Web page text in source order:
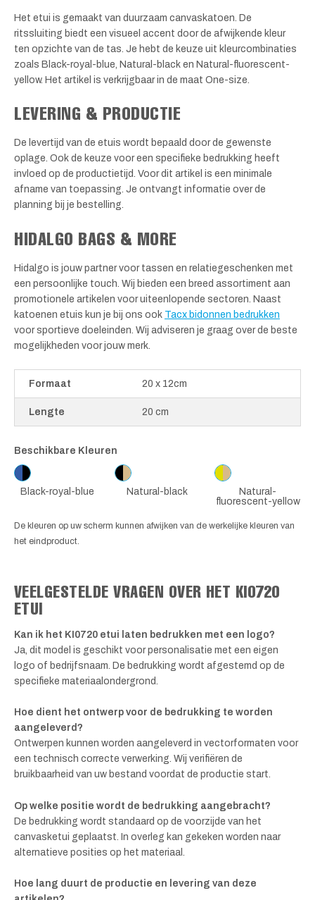
Het etui is gemaakt van duurzaam canvaskatoen. De
ritssluiting biedt een visueel accent door de afwijkende kleur
ten opzichte van de tas. Je hebt de keuze uit kleurcombinaties
zoals Black-royal-blue, Natural-black en Natural-fluorescent-
yellow. Het artikel is verkrijgbaar in de maat One-size.
LEVERING & PRODUCTIE
De levertijd van de etuis wordt bepaald door de gewenste
oplage. Ook de keuze voor een specifieke bedrukking heeft
invloed op de productietijd. Voor dit artikel is een minimale
afname van toepassing. Je ontvangt informatie over de
planning bij je bestelling.
HIDALGO BAGS & MORE
Hidalgo is jouw partner voor tassen en relatiegeschenken met
een persoonlijke touch. Wij bieden een breed assortiment aan
promotionele artikelen voor uiteenlopende sectoren. Naast
katoenen etuis kun je bij ons ook Tacx bidonnen bedrukken
voor sportieve doeleinden. Wij adviseren je graag over de beste
mogelijkheden voor jouw merk.
Formaat 20 x 12cm
Lengte 20 cm
Beschikbare Kleuren
Black-royal-blue Natural-black
Natural-
fluorescent-yellow
De kleuren op uw scherm kunnen afwijken van de werkelijke kleuren van
het eindproduct.
VEELGESTELDE VRAGEN OVER HET KI0720
ETUI
Kan ik het KI0720 etui laten bedrukken met een logo?
Ja, dit model is geschikt voor personalisatie met een eigen
logo of bedrijfsnaam. De bedrukking wordt afgestemd op de
specifieke materiaalondergrond.
Hoe dient het ontwerp voor de bedrukking te worden
aangeleverd?
Ontwerpen kunnen worden aangeleverd in vectorformaten voor
een technisch correcte verwerking. Wij verifiëren de
bruikbaarheid van uw bestand voordat de productie start.
Op welke positie wordt de bedrukking aangebracht?
De bedrukking wordt standaard op de voorzijde van het
canvasketui geplaatst. In overleg kan gekeken worden naar
alternatieve posities op het materiaal.
Hoe lang duurt de productie en levering van deze